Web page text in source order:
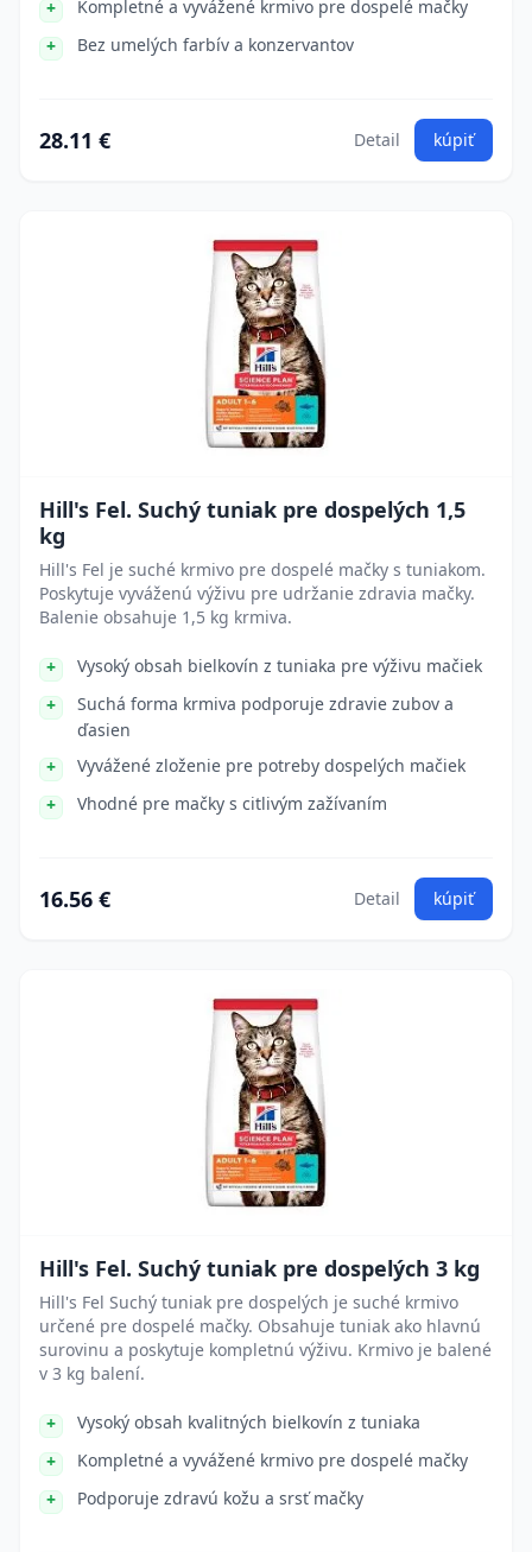
Kompletné a vyvážené krmivo pre dospelé mačky
Bez umelých farbív a konzervantov
28.11 € Detail kúpiť
Hill's Fel. Suchý tuniak pre dospelých 1,5
kg
Hill's Fel je suché krmivo pre dospelé mačky s tuniakom.
Poskytuje vyváženú výživu pre udržanie zdravia mačky.
Balenie obsahuje 1,5 kg krmiva.
Vysoký obsah bielkovín z tuniaka pre výživu mačiek
Suchá forma krmiva podporuje zdravie zubov a
ďasien
Vyvážené zloženie pre potreby dospelých mačiek
Vhodné pre mačky s citlivým zažívaním
16.56 € Detail kúpiť
Hill's Fel. Suchý tuniak pre dospelých 3 kg
Hill's Fel Suchý tuniak pre dospelých je suché krmivo
určené pre dospelé mačky. Obsahuje tuniak ako hlavnú
surovinu a poskytuje kompletnú výživu. Krmivo je balené
v 3 kg balení.
Vysoký obsah kvalitných bielkovín z tuniaka
Kompletné a vyvážené krmivo pre dospelé mačky
Podporuje zdravú kožu a srsť mačky